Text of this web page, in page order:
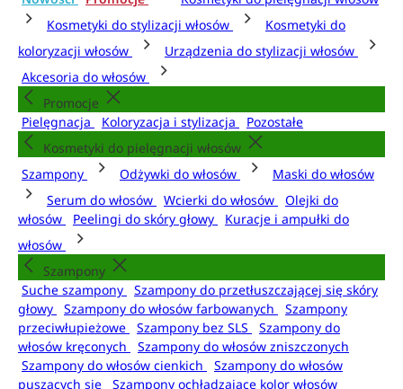
Kosmetyki do stylizacji włosów
Kosmetyki do
koloryzacji włosów
Urządzenia do stylizacji włosów
Akcesoria do włosów
Promocje
Pielęgnacja
Koloryzacja i stylizacja
Pozostałe
Kosmetyki do pielęgnacji włosów
Szampony
Odżywki do włosów
Maski do włosów
Serum do włosów
Wcierki do włosów
Olejki do
włosów
Peelingi do skóry głowy
Kuracje i ampułki do
włosów
Szampony
Suche szampony
Szampony do przetłuszczającej się skóry
głowy
Szampony do włosów farbowanych
Szampony
przeciwłupieżowe
Szampony bez SLS
Szampony do
włosów kręconych
Szampony do włosów zniszczonych
Szampony do włosów cienkich
Szampony do włosów
puszących się
Szampony ochładzające kolor włosów